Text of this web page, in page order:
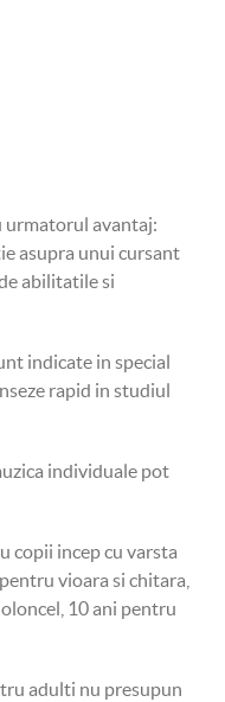
urmatorul avantaj:
asupra unui cursant
abilitatile si
indicate in special
rapid in studiul
individuale pot
copii incep cu varsta
vioara si chitara,
10 ani pentru
adulti nu presupun